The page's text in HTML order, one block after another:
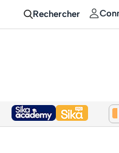
Rechercher